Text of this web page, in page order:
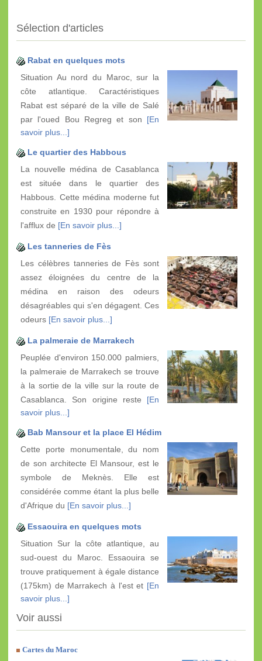
Sélection d'articles
Rabat en quelques mots
Situation Au nord du Maroc, sur la
côte atlantique. Caractéristiques
Rabat est séparé de la ville de Salé
par l'oued Bou Regreg et son [En
savoir plus...]
Le quartier des Habbous
La nouvelle médina de Casablanca
est située dans le quartier des
Habbous. Cette médina moderne fut
construite en 1930 pour répondre à
l'afflux de [En savoir plus...]
Les tanneries de Fès
Les célèbres tanneries de Fès sont
assez éloignées du centre de la
médina en raison des odeurs
désagréables qui s'en dégagent. Ces
odeurs [En savoir plus...]
La palmeraie de Marrakech
Peuplée d'environ 150.000 palmiers,
la palmeraie de Marrakech se trouve
à la sortie de la ville sur la route de
Casablanca. Son origine reste [En
savoir plus...]
Bab Mansour et la place El Hédim
Cette porte monumentale, du nom
de son architecte El Mansour, est le
symbole de Meknès. Elle est
considérée comme étant la plus belle
d'Afrique du [En savoir plus...]
Essaouira en quelques mots
Situation Sur la côte atlantique, au
sud-ouest du Maroc. Essaouira se
trouve pratiquement à égale distance
(175km) de Marrakech à l'est et [En
savoir plus...]
Voir aussi
Cartes du Maroc